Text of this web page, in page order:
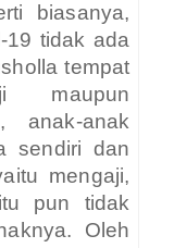
biasanya,
19 tidak ada
tempat
maupun
anak-anak
sendiri dan
mengaji,
pun tidak
Oleh